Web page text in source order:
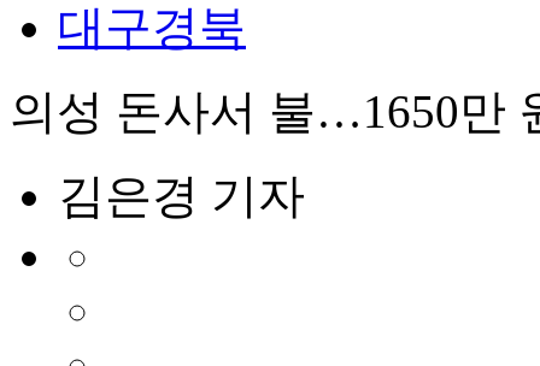
대구경북
의성 돈사서 불…1650만
김은경 기자